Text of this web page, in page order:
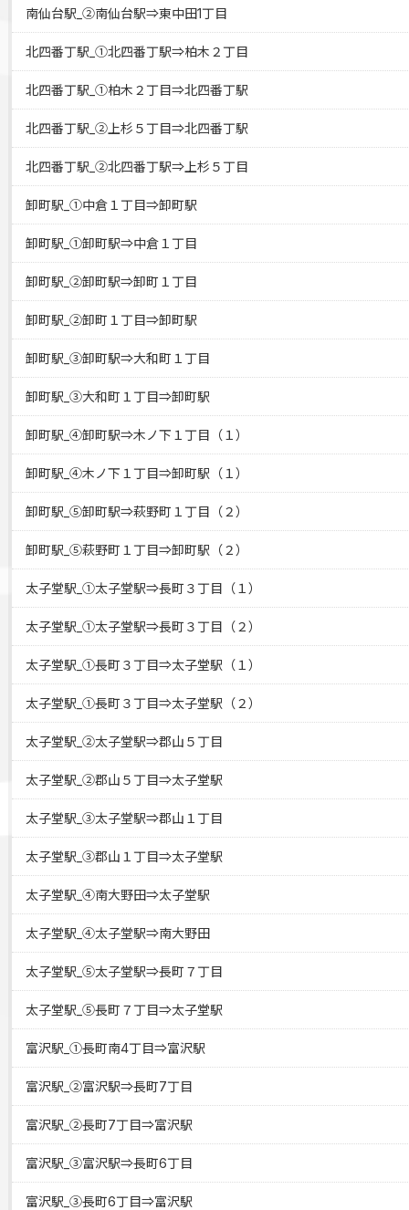
南仙台駅_②南仙台駅⇒東中田1丁目
北四番丁駅_①北四番丁駅⇒柏木２丁目
北四番丁駅_①柏木２丁目⇒北四番丁駅
北四番丁駅_②上杉５丁目⇒北四番丁駅
北四番丁駅_②北四番丁駅⇒上杉５丁目
卸町駅_①中倉１丁目⇒卸町駅
卸町駅_①卸町駅⇒中倉１丁目
卸町駅_②卸町駅⇒卸町１丁目
卸町駅_②卸町１丁目⇒卸町駅
卸町駅_③卸町駅⇒大和町１丁目
卸町駅_③大和町１丁目⇒卸町駅
卸町駅_④卸町駅⇒木ノ下１丁目（１）
卸町駅_④木ノ下１丁目⇒卸町駅（１）
卸町駅_⑤卸町駅⇒萩野町１丁目（２）
卸町駅_⑤萩野町１丁目⇒卸町駅（２）
太子堂駅_①太子堂駅⇒長町３丁目（１）
太子堂駅_①太子堂駅⇒長町３丁目（２）
太子堂駅_①長町３丁目⇒太子堂駅（１）
太子堂駅_①長町３丁目⇒太子堂駅（２）
太子堂駅_②太子堂駅⇒郡山５丁目
太子堂駅_②郡山５丁目⇒太子堂駅
太子堂駅_③太子堂駅⇒郡山１丁目
太子堂駅_③郡山１丁目⇒太子堂駅
太子堂駅_④南大野田⇒太子堂駅
太子堂駅_④太子堂駅⇒南大野田
太子堂駅_⑤太子堂駅⇒長町７丁目
太子堂駅_⑤長町７丁目⇒太子堂駅
富沢駅_①長町南4丁目⇒富沢駅
富沢駅_②富沢駅⇒長町7丁目
富沢駅_②長町7丁目⇒富沢駅
富沢駅_③富沢駅⇒長町6丁目
富沢駅_③長町6丁目⇒富沢駅